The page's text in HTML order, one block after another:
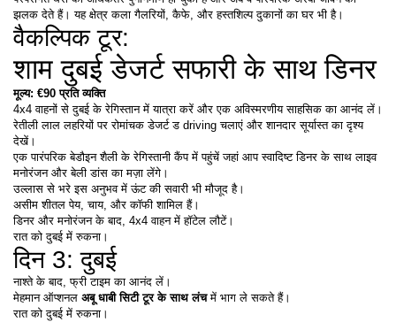
झलक देते हैं। यह क्षेत्र कला गैलरियों, कैफे, और हस्तशिल्प दुकानों का घर भी है।
वैकल्पिक टूर:
शाम दुबई डेजर्ट सफारी के साथ डिनर
मूल्य: €90 प्रति व्यक्ति
4x4 वाहनों से दुबई के रेगिस्तान में यात्रा करें और एक अविस्मरणीय साहसिक का आनंद लें।
रेतीली लाल लहरियों पर रोमांचक डेजर्ट ड driving चलाएं और शानदार सूर्यास्त का दृश्य
देखें।
एक पारंपरिक बेडौइन शैली के रेगिस्तानी कैंप में पहुंचें जहां आप स्वादिष्ट डिनर के साथ लाइव
मनोरंजन और बेली डांस का मज़ा लेंगे।
उल्लास से भरे इस अनुभव में ऊंट की सवारी भी मौजूद है।
असीम शीतल पेय, चाय, और कॉफी शामिल हैं।
डिनर और मनोरंजन के बाद, 4x4 वाहन में हॉटेल लौटें।
रात को दुबई में रुकना।
दिन 3: दुबई
नाश्ते के बाद, फ्री टाइम का आनंद लें।
मेहमान ऑप्शनल अबू धाबी सिटी टूर के साथ लंच में भाग ले सकते हैं।
रात को दुबई में रुकना।